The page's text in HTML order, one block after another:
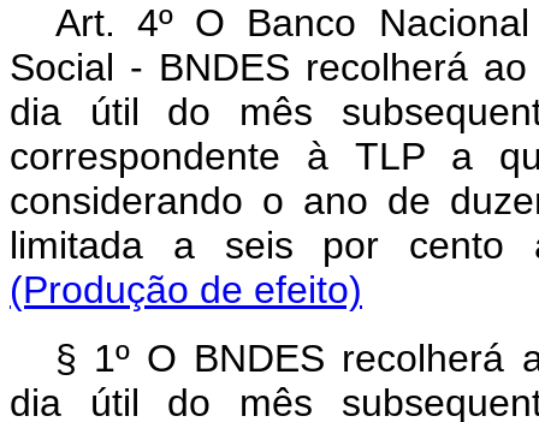
Art. 4º O Banco
Social - BNDES recolherá
dia útil do mês
correspondente à TLP a
considerando o ano de
limitada a seis por cento
(Produção de efeito)
§ 1º O BNDES recolherá
dia útil do mês